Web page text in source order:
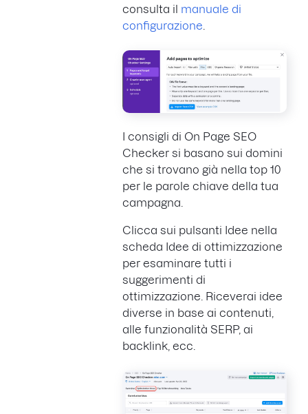
consulta il manuale di
configurazione
I consigli di On Page SEO
Checker si basano sui domini
che si trovano già nella top 10
per le parole chiave della tua
campagna.
Clicca sui pulsanti Idee nella
scheda Idee di ottimizzazione
per esaminare tutti i
suggerimenti di
ottimizzazione. Riceverai idee
diverse in base ai contenuti,
alle funzionalità SERP, ai
backlink, ecc.